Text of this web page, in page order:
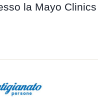
la Mayo Clinics